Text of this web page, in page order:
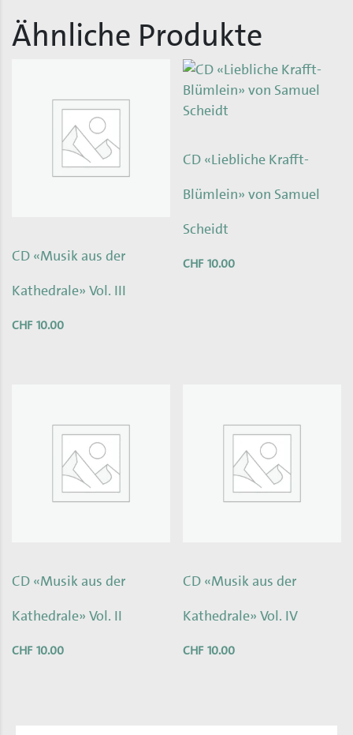
Ähnliche Produkte
CD «Musik aus der
Kathedrale» Vol. III
CHF 10.00
CD «Liebliche Krafft-
Blümlein» von Samuel
Scheidt
CHF 10.00
CD «Musik aus der
Kathedrale» Vol. II
CHF 10.00
CD «Musik aus der
Kathedrale» Vol. IV
CHF 10.00